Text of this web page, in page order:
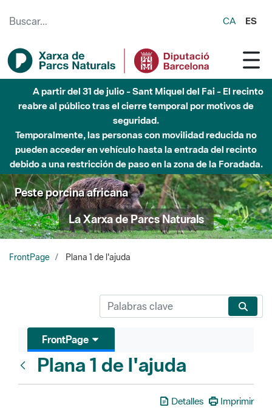
CA ES
A partir del 31 de julio - Sant Miquel del Fai - El recinto
reabre al público tras el cierre temporal por motivos de
seguridad.
Temporalmente, las personas con movilidad reducida no
pueden acceder en vehículo hasta la entrada del recinto
debido a una restricción de paso en la zona de la Foradada.
Peste porcina africana
La Xarxa de Parcs Naturals
FrontPage Plana 1 de l'ajuda
FrontPage
Plana 1 de l'ajuda
Detalles
Imprimir